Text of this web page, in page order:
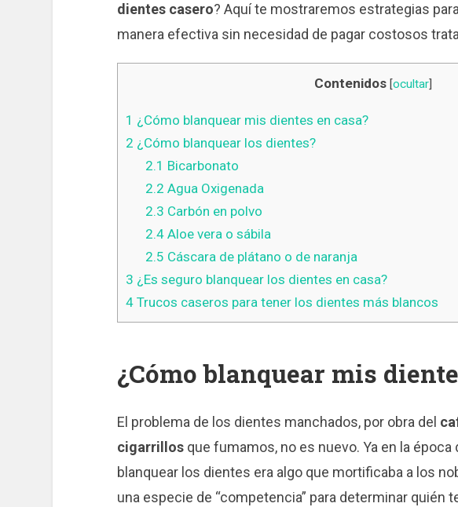
dientes casero? Aquí te mostraremos estrategias
manera efectiva sin necesidad de pagar costosos
Contenidos [ocultar]
1 ¿Cómo blanquear mis dientes en casa?
2 ¿Cómo blanquear los dientes?
2.1 Bicarbonato
2.2 Agua Oxigenada
2.3 Carbón en polvo
2.4 Aloe vera o sábila
2.5 Cáscara de plátano o de naranja
3 ¿Es seguro blanquear los dientes en casa?
4Trucos caseros para tener los dientes más blancos
¿Cómo blanquear mis
El problema de los dientes manchados, por obra del
cigarrillosque fumamos, no es nuevo. Ya en la época
blanquear los dientes era algo que mortificaba a los
una especie de “competencia” para determinar quién